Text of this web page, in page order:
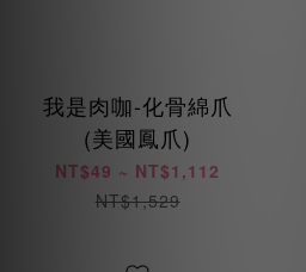
我是肉咖-化骨綿爪
(美國鳳爪)
NT$49 ~ NT$1,112
NT$1,529